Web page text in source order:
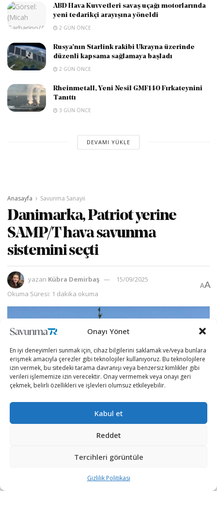
Onayı Yönet
En iyi deneyimleri sunmak için, cihaz bilgilerini saklamak ve/veya bunlara
erişmek amacıyla çerezler gibi teknolojiler kullanıyoruz. Bu teknolojilere
izin vermek, bu sitedeki tarama davranışı veya benzersiz kimlikler gibi
verileri işlememize izin verecektir. Onay vermemek veya onayı geri
çekmek, belirli özellikleri ve işlevleri olumsuz etkileyebilir.
Kabul et
Reddet
Tercihleri görüntüle
Gizlilik Politikası
ABD Hava Kuvvetleri savaş uçağı motorlarında
yeni tedarikçi arayışına yöneldi
2 GÜN ÖNCE
Rusya’nın Starlink rakibi Ukrayna üzerinde
düzenli kapsama sağlamaya başladı
2 GÜN ÖNCE
Rheinmetall, Yeni Nesil GMF140 Fırkateynini
Tanıttı
3 GÜN ÖNCE
DEVAMI YÜKLE
Anasayfa Savunma Sanayii
Danimarka, Patriot yerine
SAMP/T hava savunma
sistemini seçti
yazan Kübra Demirbaş
15/09/2025
Okuma Süresi: 1 dakika okuma
AA
yürütülen proje kapsamında uzun menzilli hava ve füze
savunma sistemi olarak Amerikan yapımı Patriot PAC-3